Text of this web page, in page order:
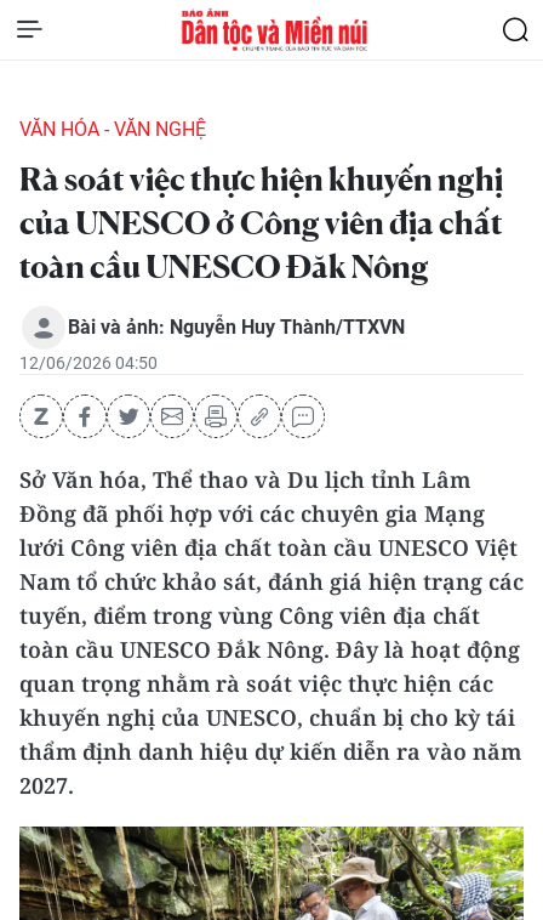
VĂN HÓA - VĂN NGHỆ
Rà soát việc thực hiện khuyến nghị
của UNESCO ở Công viên địa chất
toàn cầu UNESCO Đăk Nông
Bài và ảnh: Nguyễn Huy Thành/TTXVN
12/06/2026 04:50
Sở Văn hóa, Thể thao và Du lịch tỉnh Lâm
Đồng đã phối hợp với các chuyên gia Mạng
lưới Công viên địa chất toàn cầu UNESCO Việt
Nam tổ chức khảo sát, đánh giá hiện trạng các
tuyến, điểm trong vùng Công viên địa chất
toàn cầu UNESCO Đắk Nông. Đây là hoạt động
quan trọng nhằm rà soát việc thực hiện các
khuyến nghị của UNESCO, chuẩn bị cho kỳ tái
thẩm định danh hiệu dự kiến diễn ra vào năm
2027.